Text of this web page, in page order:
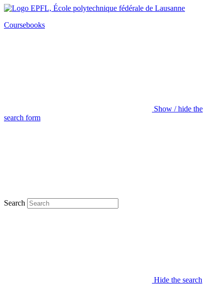
Coursebooks
Show / hide the
search form
Search
Hide the search